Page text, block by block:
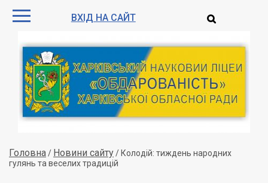
ВХІД НА САЙТ
Головна/ Новини сайту/ Колодій: тиждень народних
гулянь та веселих традицій